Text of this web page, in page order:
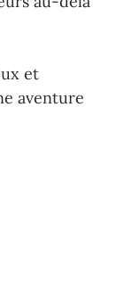
et
aventure